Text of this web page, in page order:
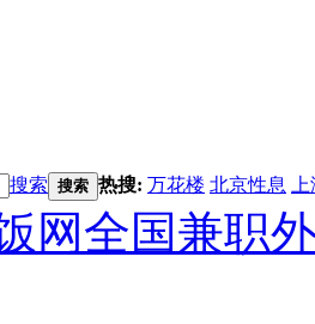
搜索 搜索 热搜: 万花楼 北京性息
网全国兼职